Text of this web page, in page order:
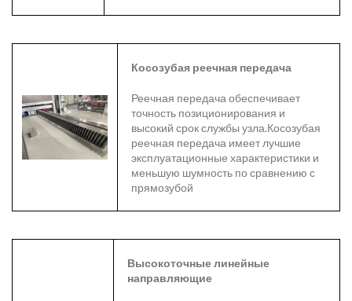
Косозубая реечная передача
Реечная передача обеспечивает
точность позиционирования и
высокий срок службы узла.Косозубая
реечная передача имеет лучшие
эксплуатационные характеристики и
меньшую шумность по сравнению с
прямозубой
Высокоточные линейные
направляющие